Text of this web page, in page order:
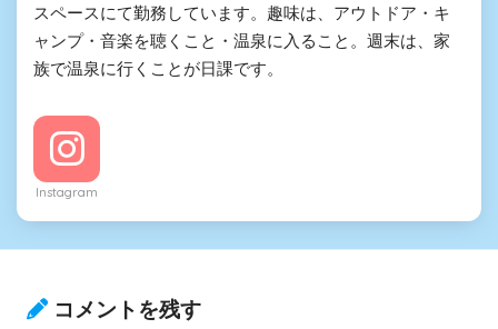
スペースにて勤務しています。趣味は、アウトドア・キ
ャンプ・音楽を聴くこと・温泉に入ること。週末は、家
族で温泉に行くことが日課です。
Instagram
コメントを残す